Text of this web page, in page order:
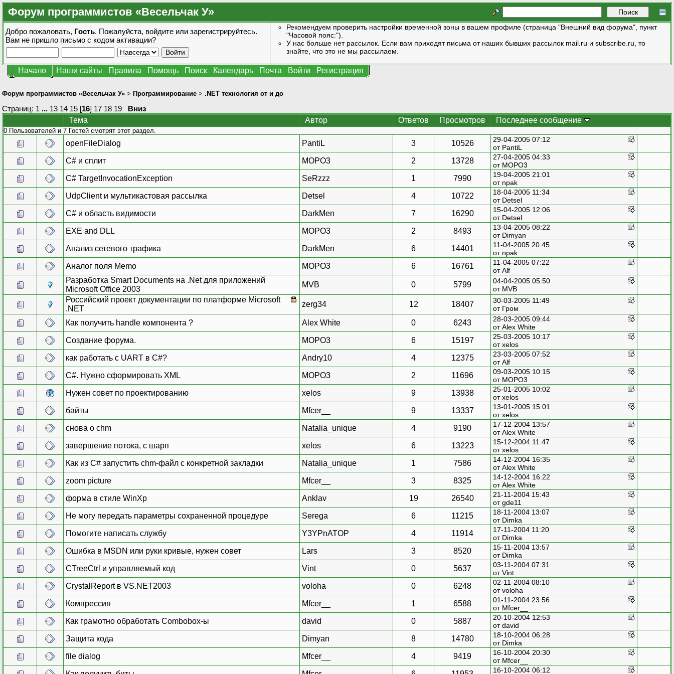
Форум программистов «Весельчак У»
Добро пожаловать, Гость. Пожалуйста, войдите или зарегистрируйтесь.
Вам не пришло письмо с кодом активации?
Рекомендуем проверить настройки временной зоны в вашем профиле (страница "Внешний вид форума", пункт
"Часовой пояс:").
У нас больше нет рассылок. Если вам приходят письма от наших бывших рассылок mail.ru и subscribe.ru, то
знайте, что это не мы рассылаем.
Начало Наши сайты Правила Помощь Поиск Календарь Почта Войти Регистрация
Форум программистов «Весельчак У» > Программирование > .NET технология от и до
Страниц: 1 ... 13 14 15 [16] 17 18 19
Вниз
Тема
Автор Ответов Просмотров Последнее сообщение
0 Пользователей и 7 Гостей смотрят этот раздел.
openFileDialog PantiL 3 10526
29-04-2005 07:12
от PantiL
C# и сплит MOPO3 2 13728
27-04-2005 04:33
от MOPO3
C# TargetInvocationException SeRzzz 1 7990
19-04-2005 21:01
от npak
UdpClient и мультикастовая рассылка Detsel 4 10722
18-04-2005 11:34
от Detsel
C# и область видимости DarkMen 7 16290
15-04-2005 12:06
от Detsel
EXE and DLL MOPO3 2 8493
13-04-2005 08:22
от Dimyan
Анализ сетевого трафика DarkMen 6 14401
11-04-2005 20:45
от npak
Аналог поля Memo MOPO3 6 16761
11-04-2005 07:22
от Alf
Разработка Smart Documents на .Net для приложений
Microsoft Office 2003
MVB 0 5799
04-04-2005 05:50
от MVB
Российский проект документации по платформе Microsoft
.NET
zerg34 12 18407
30-03-2005 11:49
от Гром
Как получить handle компонента ? Alex White 0 6243
28-03-2005 09:44
отAlex White
Создание форума. MOPO3 6 15197
25-03-2005 10:17
от xelos
как работать с UART в C#? Andry10 4 12375
23-03-2005 07:52
от Alf
C#. Нужно сформировать XML MOPO3 2 11696
09-03-2005 10:15
от MOPO3
Нужен совет по проектированию xelos 9 13938
25-01-2005 10:02
от xelos
байты Mfcer__ 9 13337
13-01-2005 15:01
от xelos
снова о chm Natalia_unique 4 9190
17-12-2004 13:57
отAlex White
завершение потока, с шарп xelos 6 13223
15-12-2004 11:47
от xelos
Как из С# запустить chm-файл с конкретной закладки Natalia_unique 1 7586
14-12-2004 16:35
отAlex White
zoom picture Mfcer__ 3 8325
14-12-2004 16:22
отAlex White
форма в стиле WinXp Anklav 19 26540
21-11-2004 15:43
от gde11
Не могу передать параметры сохраненной процедуре Serega 6 11215
18-11-2004 13:07
от Dimka
Помогите написать службу Y3YPnATOP 4 11914
17-11-2004 11:20
от Dimka
Ошибка в MSDN или руки кривые, нужен совет Lars 3 8520
15-11-2004 13:57
от Dimka
CTreeCtrl и управляемый код Vint 0 5637
03-11-2004 07:31
от Vint
CrystalReport в VS.NET2003 voloha 0 6248
02-11-2004 08:10
от voloha
Компрессия Mfcer__ 1 6588
01-11-2004 23:56
от Mfcer__
Как грамотно обработать Combobox-ы david 0 5887
20-10-2004 12:53
от david
Защита кода Dimyan 8 14780
18-10-2004 06:28
от Dimka
file dialog Mfcer__ 4 9419
16-10-2004 20:30
от Mfcer__
16-10-2004 06:12